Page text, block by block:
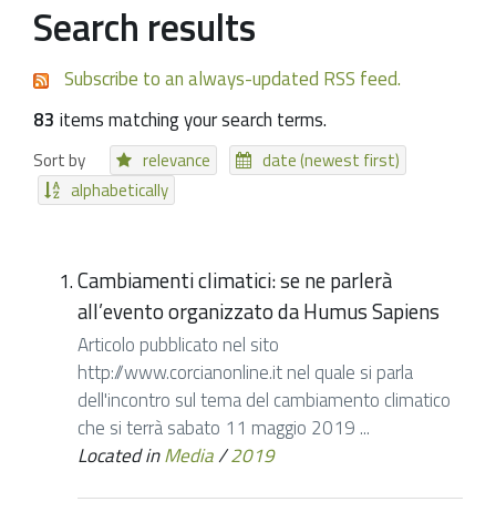
Search results
Subscribe to an always-updated RSS feed.
83 items matching your search terms.
Sort by relevance
date (newest first)
alphabetically
Cambiamenti climatici: se ne parlerà
all’evento organizzato da Humus Sapiens
Articolo pubblicato nel sito
http://www.corcianonline.it nel quale si parla
dell'incontro sul tema del cambiamento climatico
che si terrà sabato 11 maggio 2019 ...
Located inMedia/2019